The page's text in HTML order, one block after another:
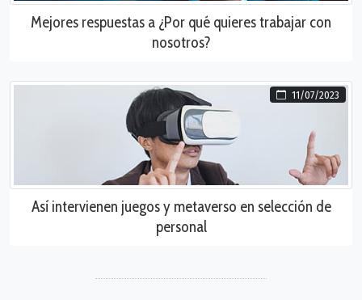
Mejores respuestas a ¿Por qué quieres trabajar con
nosotros?
11/07/2023
Así intervienen juegos y metaverso en selección de
personal